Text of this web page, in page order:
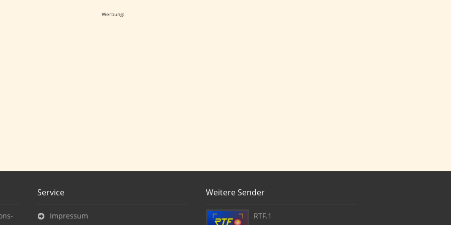
Werbung:
Service
Impressum
Weitere Sender
RTF.1